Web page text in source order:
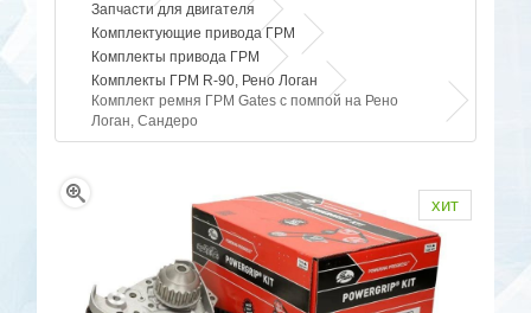
Запчасти для двигателя
Комплектующие привода ГРМ
Комплекты привода ГРМ
Комплекты ГРМ R-90, Рено Логан
Комплект ремня ГРМ Gates с помпой на Рено
Логан, Сандеро
хит